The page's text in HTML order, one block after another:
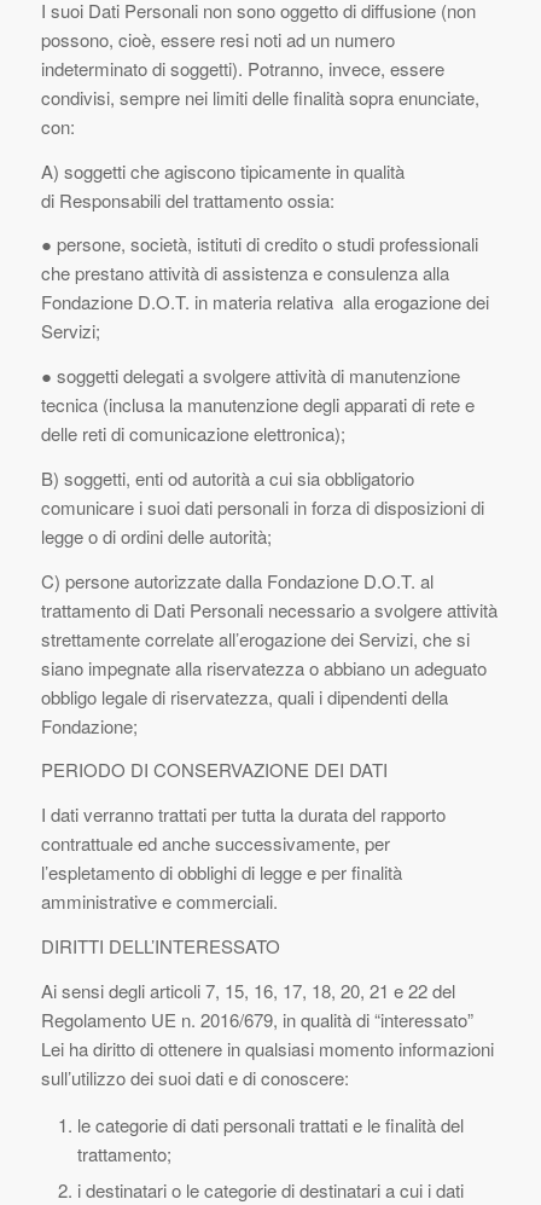
I suoi Dati Personali non sono oggetto di diffusione (non
possono, cioè, essere resi noti ad un numero
indeterminato di soggetti). Potranno, invece, essere
condivisi, sempre nei limiti delle finalità sopra enunciate,
con:
A) soggetti che agiscono tipicamente in qualità
di Responsabili del trattamentoossia:
● persone, società, istituti di credito o studi professionali
che prestano attività di assistenza e consulenza alla
Fondazione D.O.T. in materia relativa alla erogazione dei
Servizi;
● soggetti delegati a svolgere attività di manutenzione
tecnica (inclusa la manutenzione degli apparati di rete e
delle reti di comunicazione elettronica);
B) soggetti, enti od autorità a cui sia obbligatorio
comunicare i suoi dati personali in forza di disposizioni di
legge o di ordini delle autorità;
C) persone autorizzate dalla Fondazione D.O.T. al
trattamento di Dati Personali necessario a svolgere attività
strettamente correlate all’erogazione dei Servizi, che si
siano impegnate alla riservatezza o abbiano un adeguato
obbligo legale di riservatezza, quali i dipendenti della
Fondazione;
PERIODO DI CONSERVAZIONE DEI DATI
I dati verranno trattati per tutta la durata del rapporto
contrattuale ed anche successivamente, per
l’espletamento di obblighi di legge e per finalità
amministrative e commerciali.
DIRITTI DELL’INTERESSATO
Ai sensi degli articoli 7, 15, 16, 17, 18, 20, 21 e 22 del
Regolamento UE n. 2016/679, in qualità di “interessato”
Lei ha diritto di ottenere in qualsiasi momento informazioni
sull’utilizzo dei suoi dati e di conoscere:
le categorie di dati personali trattati e le finalità del
trattamento;
i destinatari o le categorie di destinatari a cui i dati